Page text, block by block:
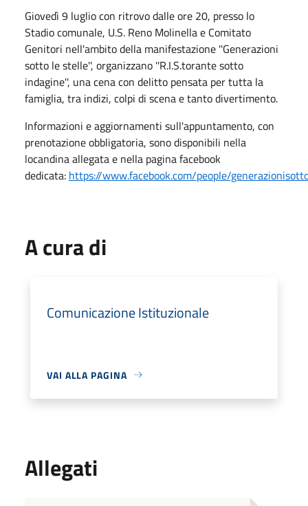
Giovedì 9 luglio con ritrovo dalle ore 20, presso lo
Stadio comunale, U.S. Reno Molinella e Comitato
Genitori nell'ambito della manifestazione ''Generazioni
sotto le stelle'', organizzano ''R.I.S.torante sotto
indagine'', una cena con delitto pensata per tutta la
famiglia, tra indizi, colpi di scena e tanto divertimento.
Informazioni e aggiornamenti sull'appuntamento, con
prenotazione obbligatoria, sono disponibili nella
locandina allegata e nella pagina facebook
dedicata: https://www.facebook.com/people/
A cura di
Comunicazione Istituzionale
VAI ALLA PAGINA
Allegati